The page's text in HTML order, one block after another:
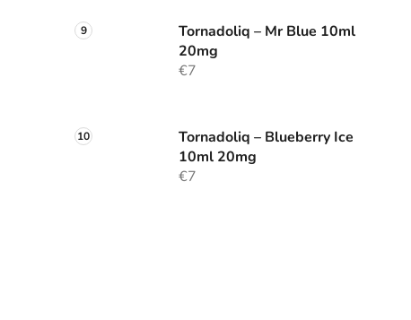
Tornadoliq – Mr Blue 10ml
20mg
€7
Tornadoliq – Blueberry Ice
10ml 20mg
€7